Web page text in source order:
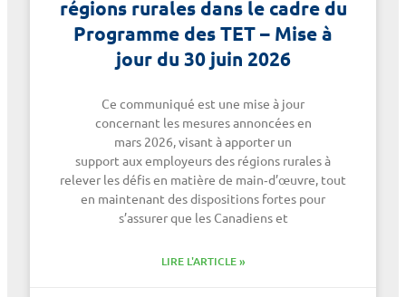
régions rurales dans le cadre du
Programme des TET – Mise à
jour du 30 juin 2026
Ce communiqué est une mise à jour
concernant les mesures annoncées en
mars 2026, visant à apporter un
support aux employeurs des régions rurales à
relever les défis en matière de main‑d’œuvre, tout
en maintenant des dispositions fortes pour
s’assurer que les Canadiens et
LIRE L'ARTICLE »